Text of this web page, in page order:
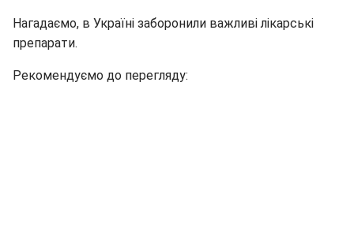
Нагадаємо, в Україні заборонили важливі лікарські
препарати.
Рекомендуємо до перегляду: